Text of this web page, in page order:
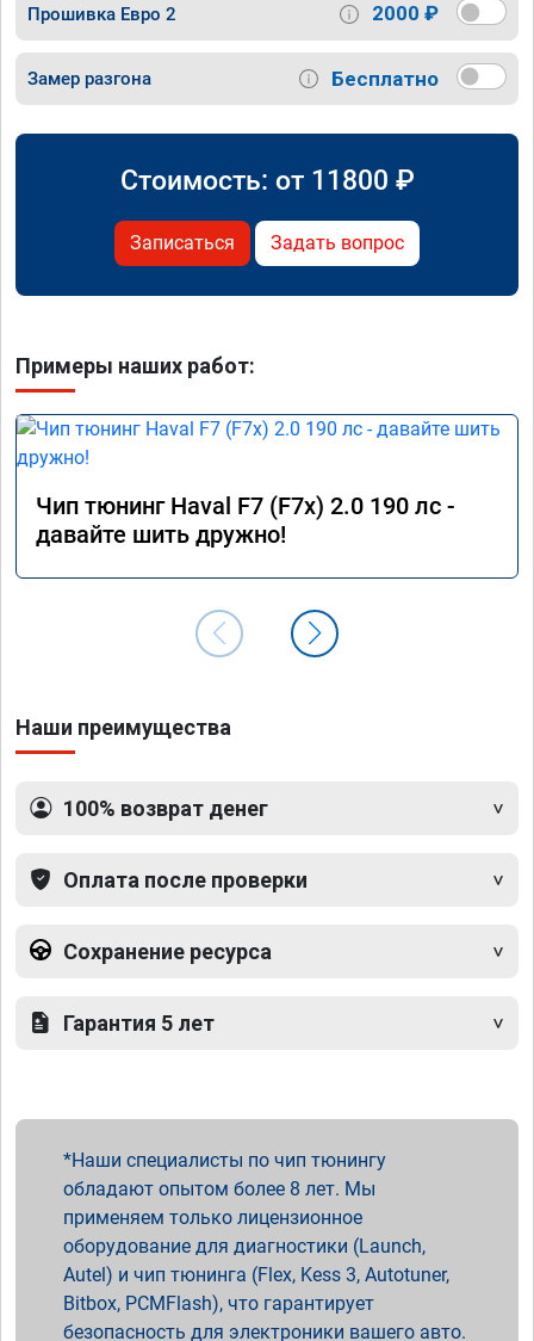
Прошивка Евро 2 2000 ₽
Замер разгона Бесплатно
Стоимость: от 11800 ₽
Записаться Задать вопрос
Примеры наших работ:
Чип тюнинг Haval F7 (F7x) 2.0 190 лс -
давайте шить дружно!
Наши преимущества
100% возврат денег
Оплата после проверки
Сохранение ресурса
Гарантия 5 лет
Наши специалисты по чип тюнингу
обладают опытом более 8 лет. Мы
применяем только лицензионное
оборудование для диагностики (Launch,
Autel) и чип тюнинга (Flex, Kess 3, Autotuner,
Bitbox, PCMFlash), что гарантирует
безопасность для электроники вашего авто.